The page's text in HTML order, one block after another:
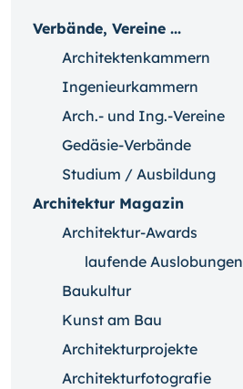
Verbände, Vereine ...
Architektenkammern
Ingenieurkammern
Arch.- und Ing.-Vereine
Gedäsie-Verbände
Studium / Ausbildung
Architektur Magazin
Architektur-Awards
laufende Auslobungen
Baukultur
Kunst am Bau
Architekturprojekte
Architekturfotografie